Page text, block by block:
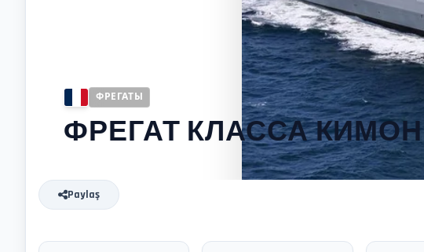
ФРЕГАТЫ
ФРЕГАТ КЛАССА КИМОН
Paylaş